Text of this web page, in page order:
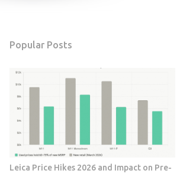
Popular Posts
Leica Price Hikes 2026 and Impact on Pre-